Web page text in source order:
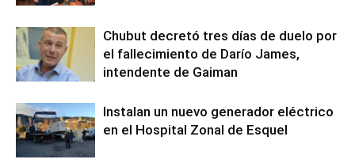
Chubut decretó tres días de duelo por
el fallecimiento de Darío James,
intendente de Gaiman
Instalan un nuevo generador eléctrico
en el Hospital Zonal de Esquel